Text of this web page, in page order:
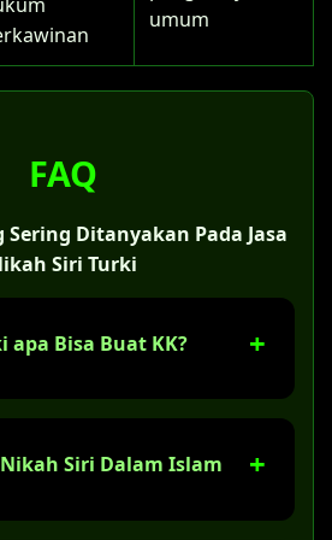
umum
FAQ
Ditanyakan Pada Jasa
Siri Turki
apa Bisa Buat KK?
Jika sudah melaksanakan
status "kawin belum
Anda sendiri yang
Siri Dalam Islam
mengira nikah siri hanya